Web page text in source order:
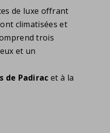
de luxe offrant
climatisées et
trois
et un
de Padirac et à la